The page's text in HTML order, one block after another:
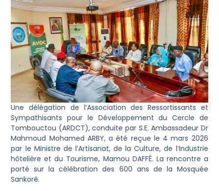
Une délégation de l’Association des Ressortissants et
Sympathisants pour le Développement du Cercle de
Tombouctou (ARDCT), conduite par S.E. Ambassadeur Dr
Mahmoud Mohamed ARBY, a été reçue le 4 mars 2026
par le Ministre de l’Artisanat, de la Culture, de l’Industrie
hôtelière et du Tourisme, Mamou DAFFÉ. La rencontre a
porté sur la célébration des 600 ans de la Mosquée
Sankoré.